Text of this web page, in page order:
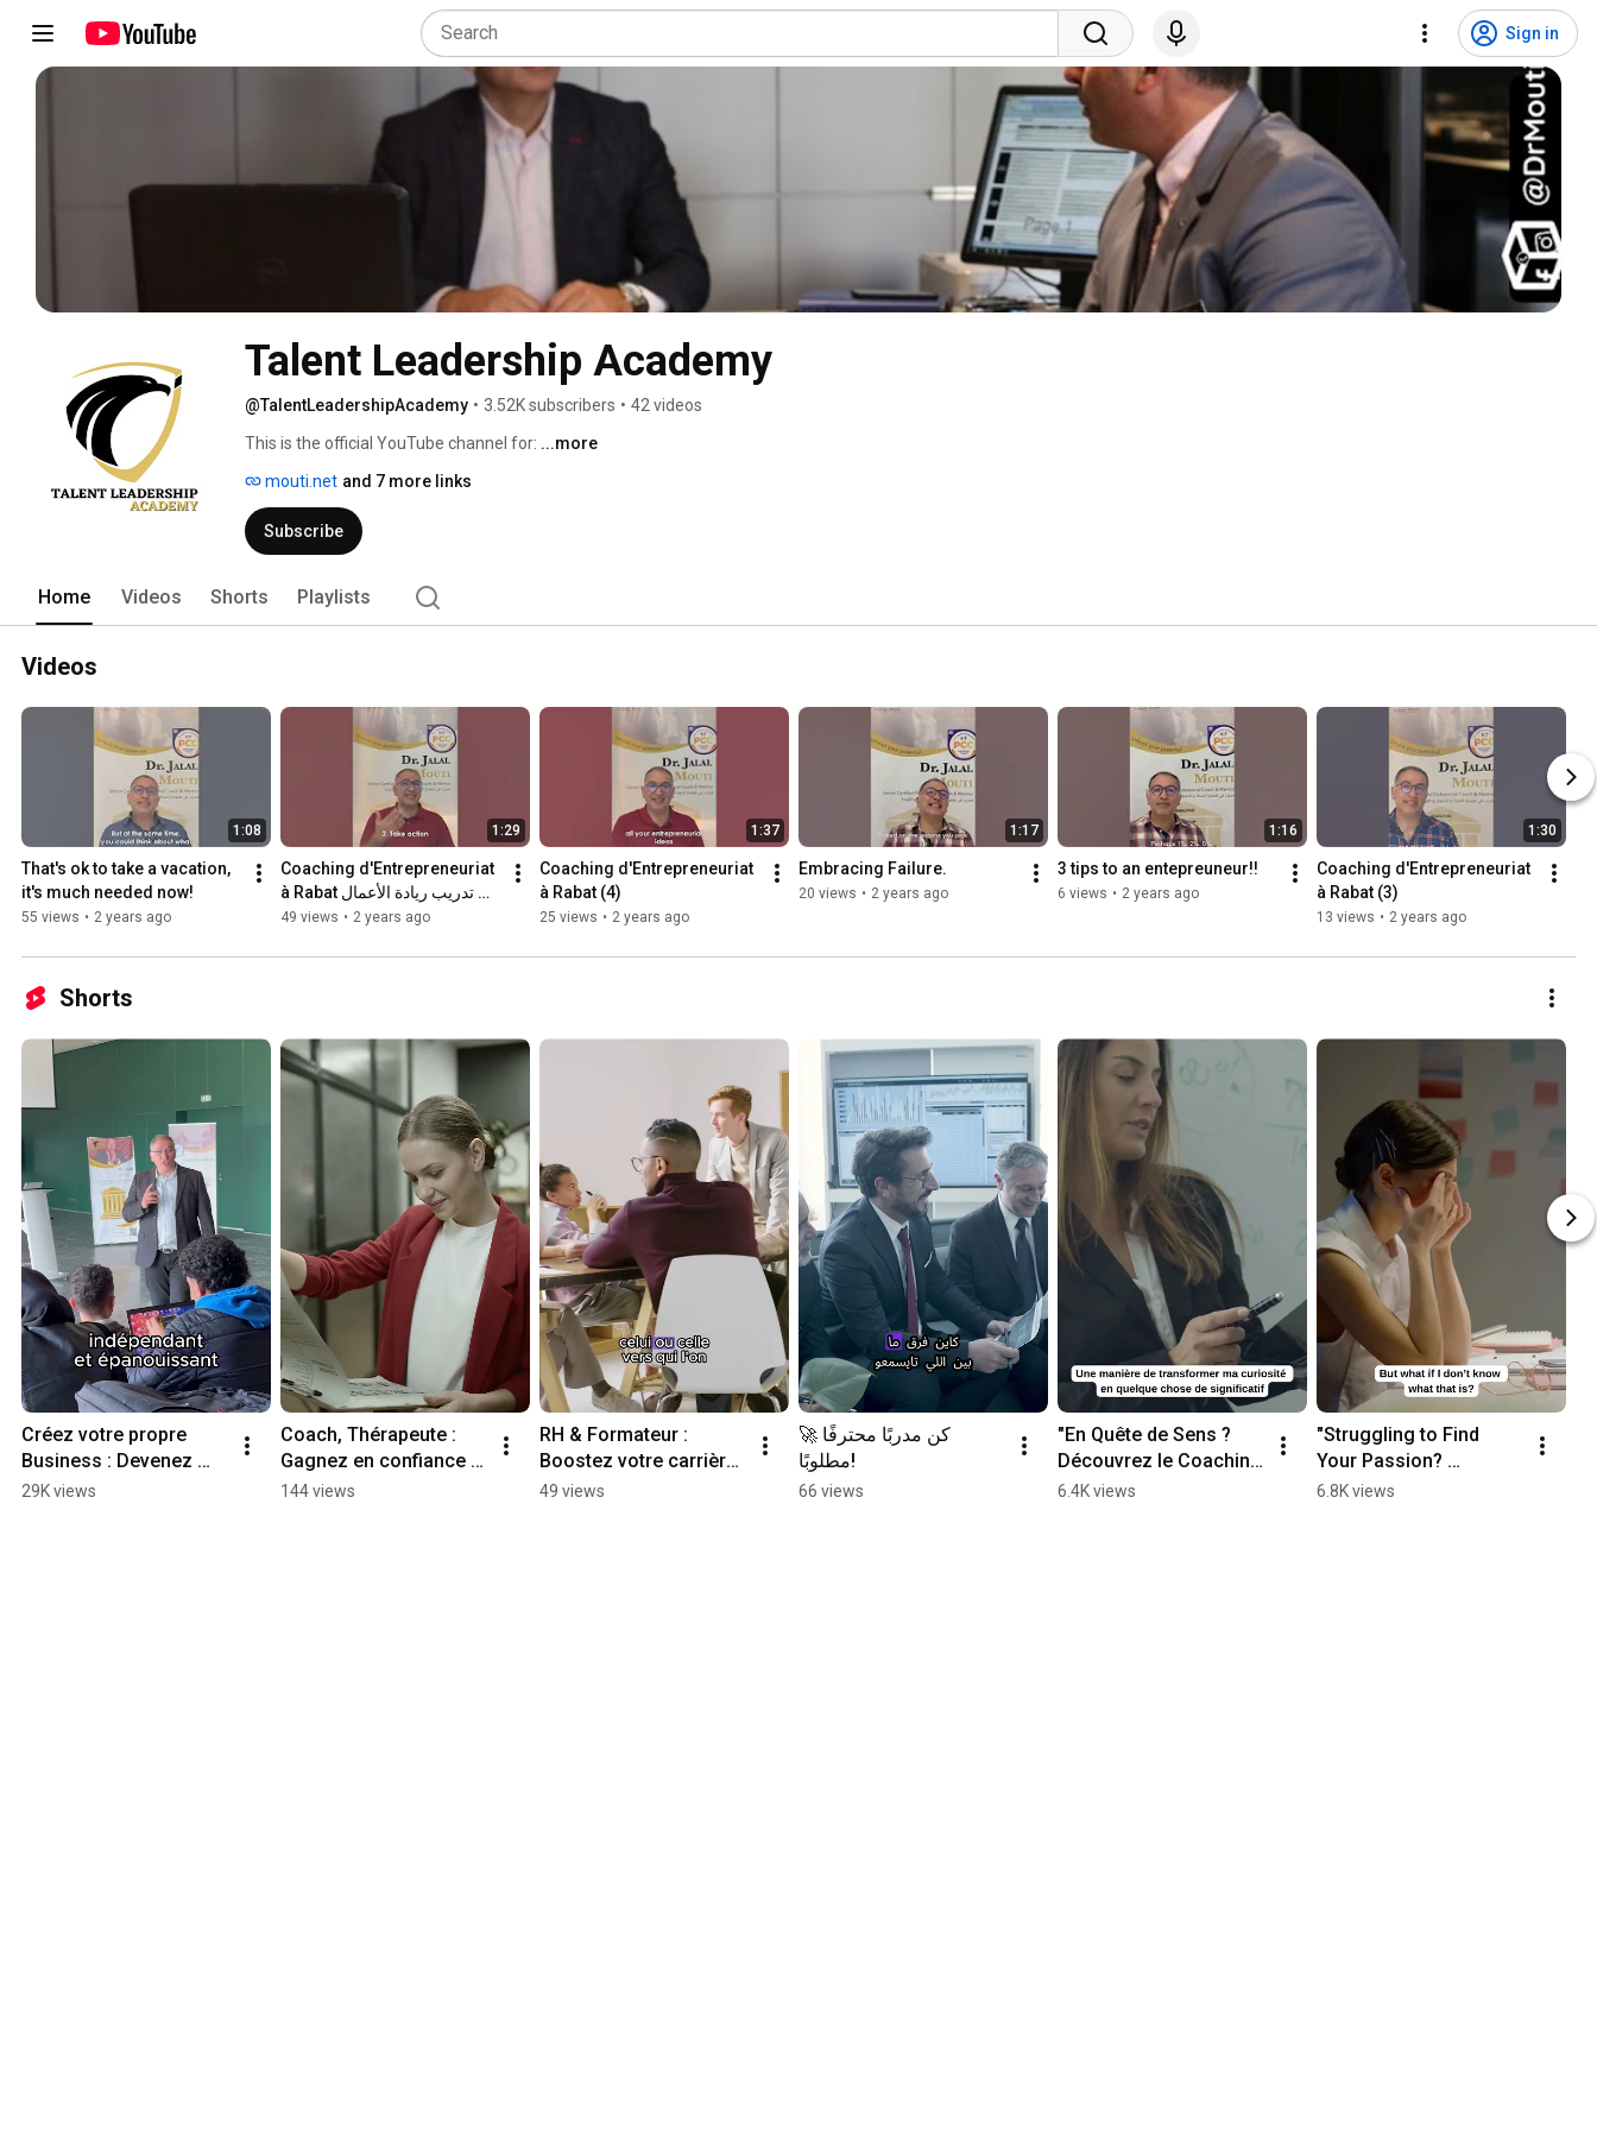
Sign in
Talent Leadership Academy
@TalentLeadershipAcademy • 3.52K subscribers • 42 videos
This is the official YouTube channel for: ...more
mouti.net and 7 more links
Subscribe
Home Videos Shorts Playlists
Videos
1:08
That's ok to take a vacation,
it's much needed now!
55 views • 2 years ago
1:29
Coaching d'Entrepreneuriat
à Rabat تدريب ريادة الأعمال
بالرباط
49 views • 2 years ago
1:37
Coaching d'Entrepreneuriat
à Rabat (4)
25 views • 2 years ago
1:17
Embracing Failure.
20 views • 2 years ago
1:16
3 tips to an entepreuneur!!
6 views • 2 years ago
1:30
Coaching d'Entrepreneuriat
à Rabat (3)
13 views • 2 years ago
Shorts
Créez votre propre
Business : Devenez
coach et vivez de vos
29K views
Coach, Thérapeute :
Gagnez en confiance et
légitimité avec le
144 views
RH & Formateur :
Boostez votre carrière
avec la certification ICF
49 views
🚀 كن مدربًا محترفًا
مطلوبًا!
66 views
"En Quête de Sens ?
Découvrez le Coaching
et Trouvez Votre Voie !"
6.4K views
"Struggling to Find
Your Passion?
Coaching Might Be the
6.8K views